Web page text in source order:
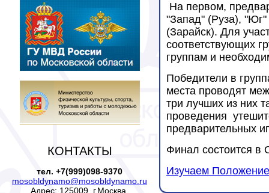
КОНТАКТЫ
тел. +7(999)098-9370
mosobldynamo@mosobldynamo.ru
Адрес: 125009, г.Москва,
На первом,
"Запад" (Руза),
(Зарайск). Для
соответствующих
группам и
Победители в
места проводят
три лучших из них
проведения
предварительных
Финал состоится в
Изучаем Положение